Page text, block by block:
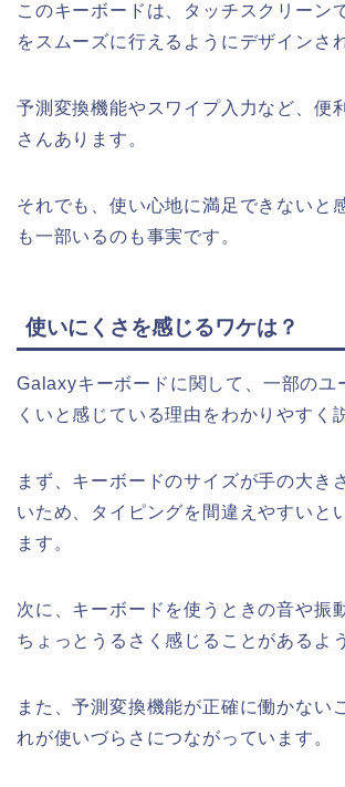
このキーボードは、タッチスクリーン
をスムーズに行えるようにデザインさ
予測変換機能やスワイプ入力など、便
さんあります。
それでも、使い心地に満足できないと
も一部いるのも事実です。
使いにくさを感じるワケは？
Galaxyキーボードに関して、一部のユ
くいと感じている理由をわかりやすく
まず、キーボードのサイズが手の大き
いため、タイピングを間違えやすいと
ます。
次に、キーボードを使うときの音や振
ちょっとうるさく感じることがあるよ
また、予測変換機能が正確に働かない
れが使いづらさにつながっています。